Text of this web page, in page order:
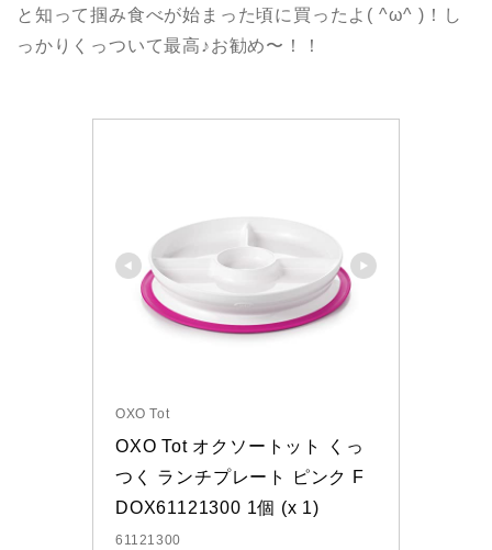
と知って掴み食べが始まった頃に買ったよ( ^ω^ )！し
っかりくっついて最高♪お勧め〜！！
OXO Tot
OXO Tot オクソートット くっ
つく ランチプレート ピンク F
DOX61121300 1個 (x 1)
61121300